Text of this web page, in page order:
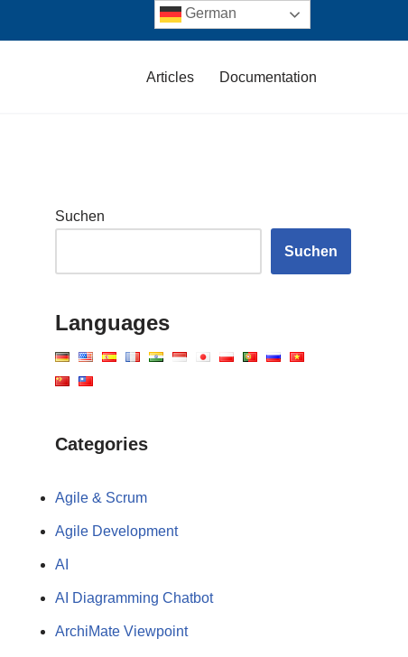
Articles Documentation
Suchen
Suchen
Languages
Categories
Agile & Scrum
Agile Development
AI
AI Diagramming Chatbot
ArchiMate Viewpoint
German